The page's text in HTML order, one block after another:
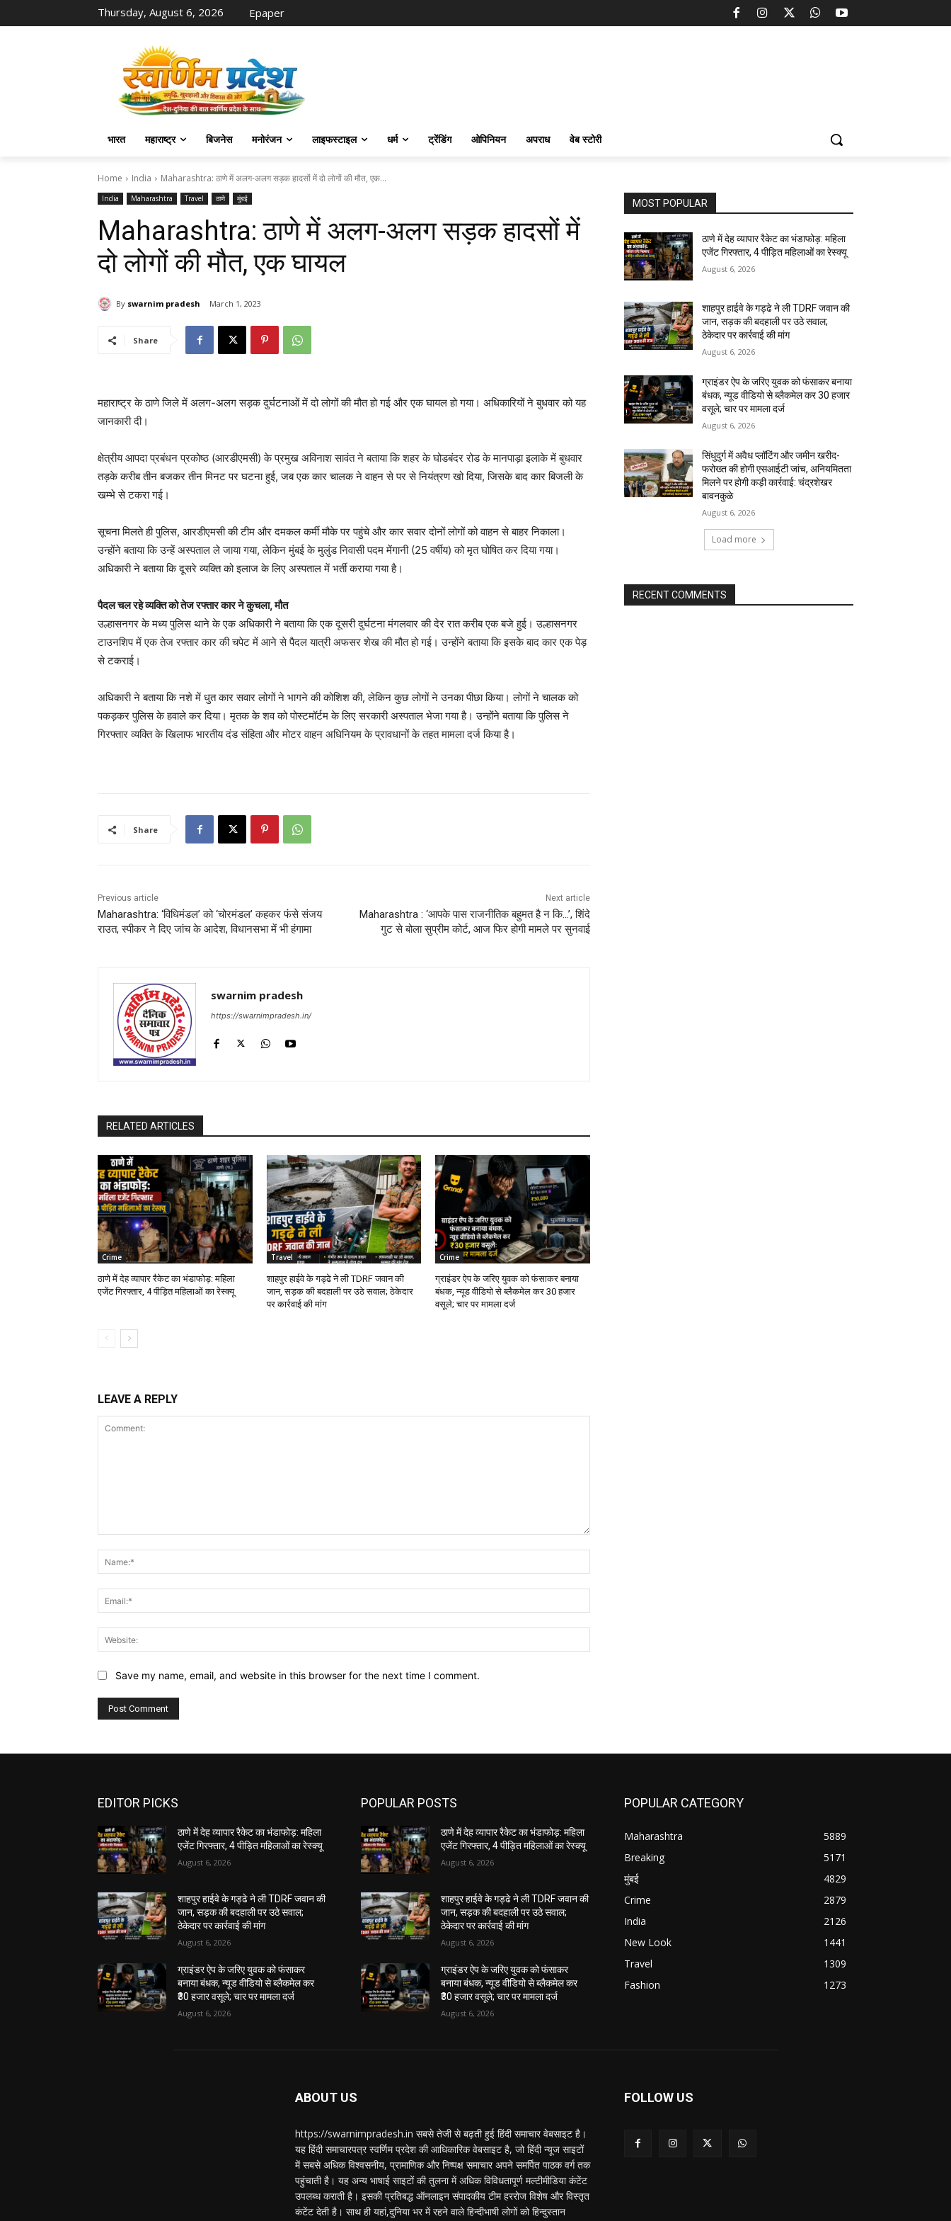
Thursday, August 6, 2026 Epaper
भारत महाराष्ट्र बिजनेस मनोरंजन लाइफस्‍टाइल धर्म ट्रेंडिंग ओपिनियन अपराध वेब स्टोरी
Home India Maharashtra: ठाणे में अलग-अलग सड़क हादसों में दो लोगों की मौत, एक...
India Maharashtra Travel ठाणे मुंबई
Maharashtra: ठाणे में अलग-अलग सड़क हादसों में
दो लोगों की मौत, एक घायल
By swarnim pradesh March 1, 2023
Share
महाराष्ट्र के ठाणे जिले में अलग-अलग सड़क दुर्घटनाओं में दो लोगों की मौत हो गई और एक घायल हो गया। अधिकारियों ने बुधवार को यह
जानकारी दी।
क्षेत्रीय आपदा प्रबंधन प्रकोष्ठ (आरडीएमसी) के प्रमुख अविनाश सावंत ने बताया कि शहर के घोडबंदर रोड के मानपाड़ा इलाके में बुधवार
तड़के करीब तीन बजकर तीन मिनट पर घटना हुई, जब एक कार चालक ने वाहन से पर से नियंत्रण खो दिया, जिसके बाद कार बिजली के
खम्भे से टकरा गई।
सूचना मिलते ही पुलिस, आरडीएमसी की टीम और दमकल कर्मी मौके पर पहुंचे और कार सवार दोनों लोगों को वाहन से बाहर निकाला।
उन्होंने बताया कि उन्हें अस्पताल ले जाया गया, लेकिन मुंबई के मुलुंड निवासी पदम मेंगानी (25 वर्षीय) को मृत घोषित कर दिया गया।
अधिकारी ने बताया कि दूसरे व्यक्ति को इलाज के लिए अस्पताल में भर्ती कराया गया है।
पैदल चल रहे व्यक्ति को तेज रफ्तार कार ने कुचला, मौत
उल्हासनगर के मध्य पुलिस थाने के एक अधिकारी ने बताया कि एक दूसरी दुर्घटना मंगलवार की देर रात करीब एक बजे हुई। उल्हासनगर
टाउनशिप में एक तेज रफ्तार कार की चपेट में आने से पैदल यात्री अफसर शेख की मौत हो गई। उन्होंने बताया कि इसके बाद कार एक पेड़
से टकराई।
अधिकारी ने बताया कि नशे में धुत कार सवार लोगों ने भागने की कोशिश की, लेकिन कुछ लोगों ने उनका पीछा किया। लोगों ने चालक को
पकड़कर पुलिस के हवाले कर दिया। मृतक के शव को पोस्टमॉर्टम के लिए सरकारी अस्पताल भेजा गया है। उन्होंने बताया कि पुलिस ने
गिरफ्तार व्यक्ति के खिलाफ भारतीय दंड संहिता और मोटर वाहन अधिनियम के प्रावधानों के तहत मामला दर्ज किया है।
Share
Previous article
Maharashtra: ‘विधिमंडल’ को ‘चोरमंडल’ कहकर फंसे संजय
राउत, स्पीकर ने दिए जांच के आदेश, विधानसभा में भी हंगामा
Next article
Maharashtra : ‘आपके पास राजनीतिक बहुमत है न कि…’, शिंदे
गुट से बोला सुप्रीम कोर्ट, आज फिर होगी मामले पर सुनवाई
swarnim pradesh
https://swarnimpradesh.in/
RELATED ARTICLES
Crime
ठाणे में देह व्यापार रैकेट का भंडाफोड़: महिला
एजेंट गिरफ्तार, 4 पीड़ित महिलाओं का रेस्क्यू
Travel
शाहपुर हाईवे के गड्ढे ने ली TDRF जवान की
जान, सड़क की बदहाली पर उठे सवाल; ठेकेदार
पर कार्रवाई की मांग
Crime
ग्राइंडर ऐप के जरिए युवक को फंसाकर बनाया
बंधक, न्यूड वीडियो से ब्लैकमेल कर ₹30 हजार
वसूले; चार पर मामला दर्ज
LEAVE A REPLY
Save my name, email, and website in this browser for the next time I comment.
MOST POPULAR
ठाणे में देह व्यापार रैकेट का भंडाफोड़: महिला
एजेंट गिरफ्तार, 4 पीड़ित महिलाओं का रेस्क्यू
August 6, 2026
शाहपुर हाईवे के गड्ढे ने ली TDRF जवान की
जान, सड़क की बदहाली पर उठे सवाल;
ठेकेदार पर कार्रवाई की मांग
August 6, 2026
ग्राइंडर ऐप के जरिए युवक को फंसाकर बनाया
बंधक, न्यूड वीडियो से ब्लैकमेल कर ₹30 हजार
वसूले; चार पर मामला दर्ज
August 6, 2026
सिंधुदुर्ग में अवैध प्लॉटिंग और जमीन खरीद-
फरोख्त की होगी एसआईटी जांच, अनियमितता
मिलने पर होगी कड़ी कार्रवाई: चंद्रशेखर
बावनकुळे
August 6, 2026
Load more
RECENT COMMENTS
EDITOR PICKS
ठाणे में देह व्यापार रैकेट का भंडाफोड़: महिला
एजेंट गिरफ्तार, 4 पीड़ित महिलाओं का रेस्क्यू
August 6, 2026
शाहपुर हाईवे के गड्ढे ने ली TDRF जवान की
जान, सड़क की बदहाली पर उठे सवाल;
ठेकेदार पर कार्रवाई की मांग
August 6, 2026
ग्राइंडर ऐप के जरिए युवक को फंसाकर
बनाया बंधक, न्यूड वीडियो से ब्लैकमेल कर
₹30 हजार वसूले; चार पर मामला दर्ज
August 6, 2026
POPULAR POSTS
ठाणे में देह व्यापार रैकेट का भंडाफोड़: महिला
एजेंट गिरफ्तार, 4 पीड़ित महिलाओं का रेस्क्यू
August 6, 2026
शाहपुर हाईवे के गड्ढे ने ली TDRF जवान की
जान, सड़क की बदहाली पर उठे सवाल;
ठेकेदार पर कार्रवाई की मांग
August 6, 2026
ग्राइंडर ऐप के जरिए युवक को फंसाकर
बनाया बंधक, न्यूड वीडियो से ब्लैकमेल कर
₹30 हजार वसूले; चार पर मामला दर्ज
August 6, 2026
POPULAR CATEGORY
Maharashtra
5889
Breaking
5171
मुंबई
4829
Crime
2879
India
2126
New Look
1441
Travel
1309
Fashion
1273
ABOUT US
https://swarnimpradesh.in सबसे तेजी से बढ़ती हुई हिंदी समाचार वेबसाइट है।
यह हिंदी समाचारपत्र स्वर्णिम प्रदेश की आधिकारिक वेबसाइट है, जो हिंदी न्यूज साइटों
में सबसे अधिक विश्वसनीय, प्रामाणिक और निष्पक्ष समाचार अपने समर्पित पाठक वर्ग तक
पहुंचाती है। यह अन्य भाषाई साइटों की तुलना में अधिक विविधतापूर्ण मल्टीमीडिया कंटेंट
उपलब्ध कराती है। इसकी प्रतिबद्ध ऑनलाइन संपादकीय टीम हररोज विशेष और विस्तृत
कंटेंट देती है। साथ ही यहां,दुनिया भर में रहने वाले हिन्दीभाषी लोगों को हिन्दुस्तान
FOLLOW US